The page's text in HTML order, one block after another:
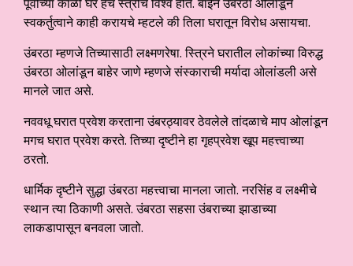
स्वकर्तुत्वाने काही करायचे म्हटले की तिला घरातून विरोध असायचा.
उंबरठा म्हणजे तिच्यासाठी लक्ष्मणरेषा. स्त्रिने घरातील लोकांच्या विरुद्ध
उंबरठा ओलांडून बाहेर जाणे म्हणजे संस्काराची मर्यादा ओलांडली असे
मानले जात असे.
नववधू घरात प्रवेश करताना उंबरठ्यावर ठेवलेले तांदळाचे माप ओलांडून
मगच घरात प्रवेश करते. तिच्या दृष्टीने हा गृहप्रवेश खूप महत्त्वाच्या
ठरतो.
धार्मिक दृष्टीने सुद्धा उंबरठा महत्त्वाचा मानला जातो. नरसिंह व लक्ष्मीचे
स्थान त्या ठिकाणी असते. उंबरठा सहसा उंबराच्या झाडाच्या
लाकडापासून बनवला जातो.